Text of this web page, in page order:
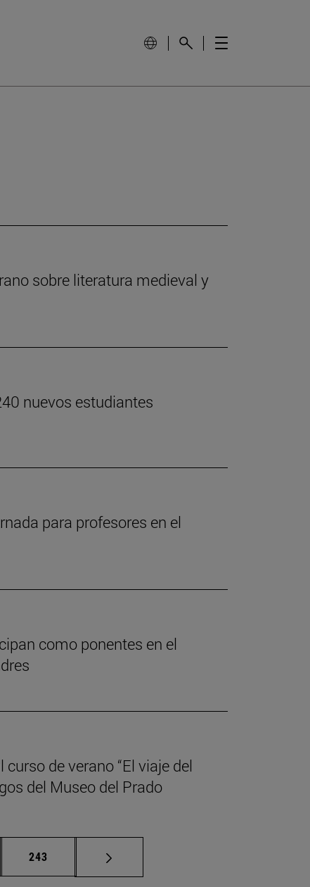
sobre literatura medieval y
nuevos estudiantes
para profesores en el
como ponentes en el
de verano “El viaje del
del Museo del Prado
intermedias Use TAB para desplazarse.
Página
243